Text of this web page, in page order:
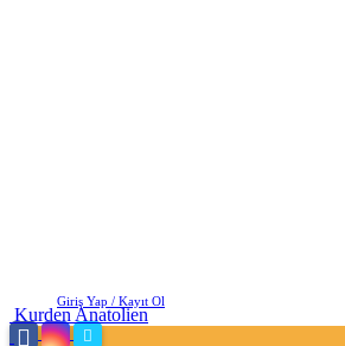
Giriş Yap / Kayıt Ol
Kurden Anatolien